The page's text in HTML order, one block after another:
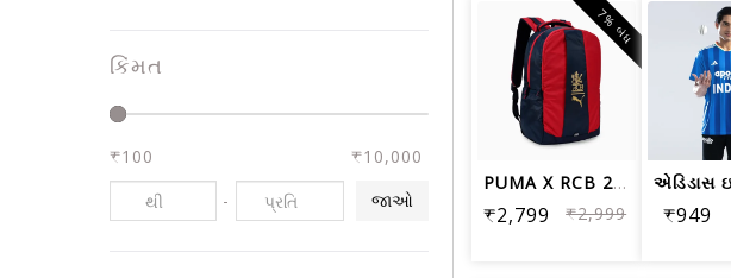
કિંમત
₹100
₹10,000
-
જાઓ
PUMA X RCB 2026 ટેકડાઉન બેકપેક 32L 09342901
₹2,799 ₹2,999
7% બંધ
₹949